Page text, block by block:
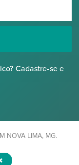
Cadastre-se e
NOVA LIMA, MG.